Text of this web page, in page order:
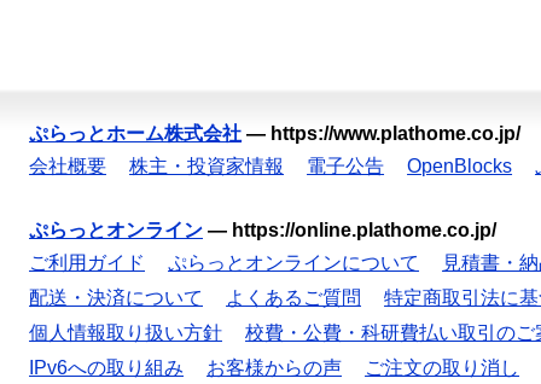
ぷらっとホーム株式会社 — https://www.plathome.co.jp/
会社概要
株主・投資家情報 電子公告 OpenBlocks
ぷらっとオンライン — https://online.plathome.co.jp/
ご利用ガイド
ぷらっとオンラインについて
見積書・
配送・決済について
よくあるご質問
特定商取引法に
個人情報取り扱い方針
校費・公費・科研費払い取引のご
IPv6への取り組み
お客様からの声 ご注文の取り消し